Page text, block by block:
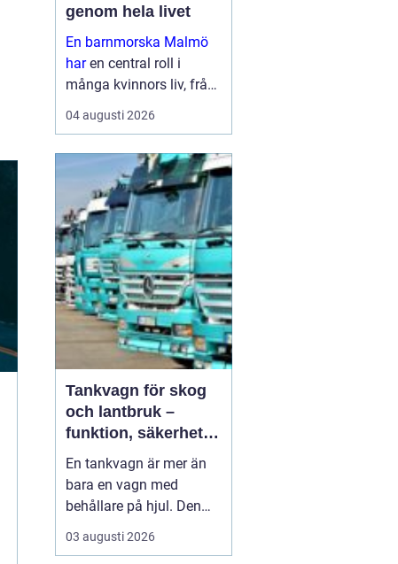
genom hela livet
En barnmorska Malmö
haren central roll i
många kvinnors liv, från
preventivmedelsrådgivni
förlossningsförberedelse
och tiden efter att barnet
är fött. För må...
04 augusti 2026
Tankvagn för skog
och lantbruk –
funktion, säkerhet
och smarta val
En tankvagn är mer än
bara en vagn med
behållare på hjul. Den
blir snabbt en
nyckelresurs i vardagen
03 augusti 2026